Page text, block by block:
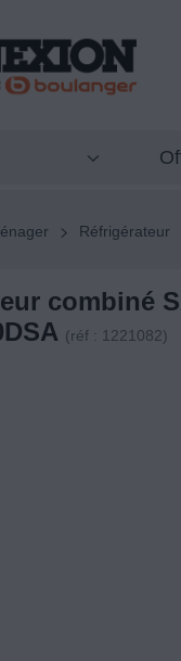
Réfrigérateur
combiné
(réf : 1221082)